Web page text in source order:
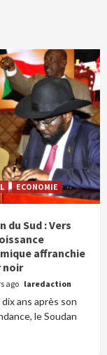
ECONOMIE
du Sud : Vers
affranchie
noir
ago laredaction
ans après son
le Soudan